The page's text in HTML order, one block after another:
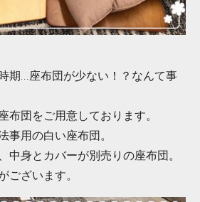
期...座布団が少ない！？なんて事
布団をご用意しております。
事用の白い座布団。
中身とカバーが別売りの座布団。
ございます。